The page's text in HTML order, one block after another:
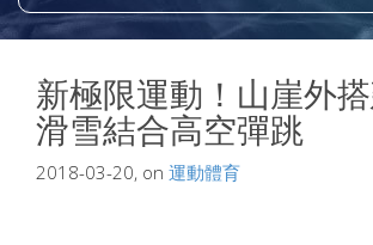
新極限運動！山崖外
滑雪結合高空彈跳
2018-03-20, on 運動體育